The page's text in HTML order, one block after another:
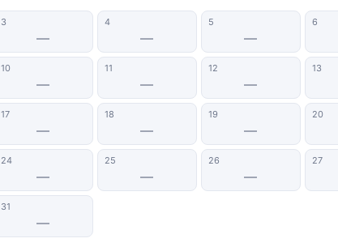
3
—
4
—
5
—
6
10
—
11
—
12
—
13
17
—
18
—
19
—
20
24
—
25
—
26
—
27
31
—